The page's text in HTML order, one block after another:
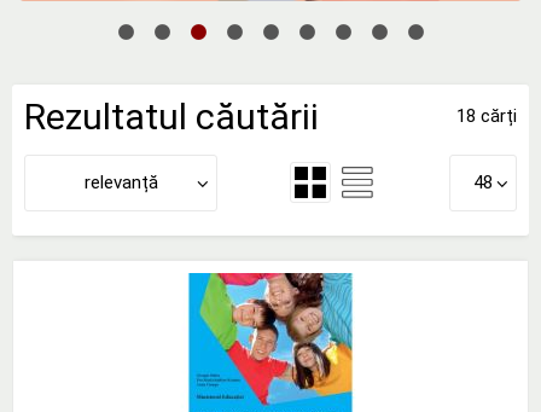
Rezultatul căutării 18 cărți
relevanță 48